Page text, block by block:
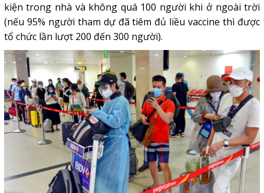
kiện trong nhà và không quá 100 người khi ở ngoài trời
(nếu 95% người tham dự đã tiêm đủ liều vaccine thì được
tổ chức lần lượt 200 đến 300 người).